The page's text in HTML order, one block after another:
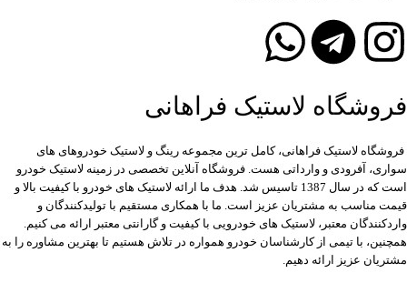
فروشگاه لاستیک فراهانی
فروشگاه لاستیک فراهانی، کامل ترین مجموعه رینگ و لاستیک خودروهای های
سواری، آفرودی و وارداتی هست. فروشگاه آنلاین تخصصی در زمینه لاستیک خودرو
است که در سال 1387 تاسیس شد. هدف ما ارائه لاستیک های خودرو با کیفیت بالا و
قیمت مناسب به مشتریان عزیز است. ما با همکاری مستقیم با تولیدکنندگان و
واردکنندگان معتبر، لاستیک های خودرویی با کیفیت و گارانتی معتبر ارائه می کنیم.
همچنین، با تیمی از کارشناسان خودرو همواره در تلاش هستیم تا بهترین مشاوره را به
مشتریان عزیز ارائه دهیم.